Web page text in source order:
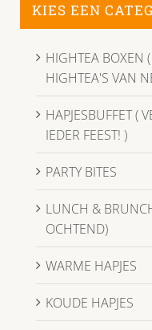
KIES EEN
HIGHTEA BOXEN
HIGHTEA'S VAN
HAPJESBUFFET (
IEDER FEEST! )
PARTY BITES
LUNCH &
OCHTEND)
WARME HAPJES
KOUDE HAPJES